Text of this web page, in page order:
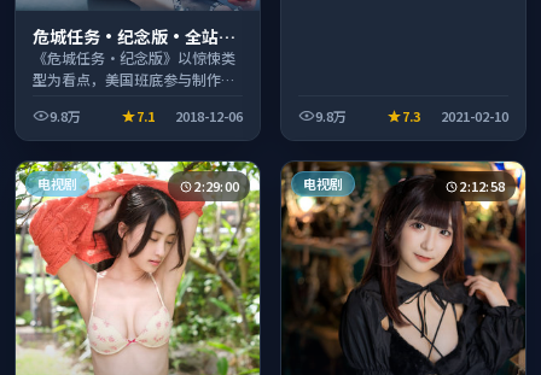
危城任务·纪念版·全站高
分推荐节奏紧凑值得追看
《危城任务·纪念版》以惊悚类
型为看点，美国班底参与制作，
时段观看。
9.8万 7.1 2018-12-06 9.8万 7.3 2021-02-10
电视剧 2:29:00 电视剧 2:12:58